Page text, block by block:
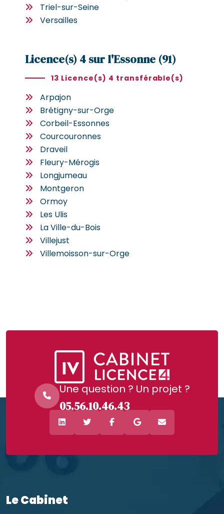
Triel-sur-Seine
Versailles
Licence(s) 4 sur l'Essonne (91)
13 Licence(s) 4 transférable(s)
Arpajon
Brétigny-sur-Orge
Corbeil-Essonnes
Courcouronnes
Draveil
Fleury-Mérogis
Longjumeau
Montgeron
Ormoy
Les Ulis
La Ville-du-Bois
Villejust
Villemoisson-sur-Orge
Une question ? Un projet ?
05.56.10.46.43
Le Cabinet